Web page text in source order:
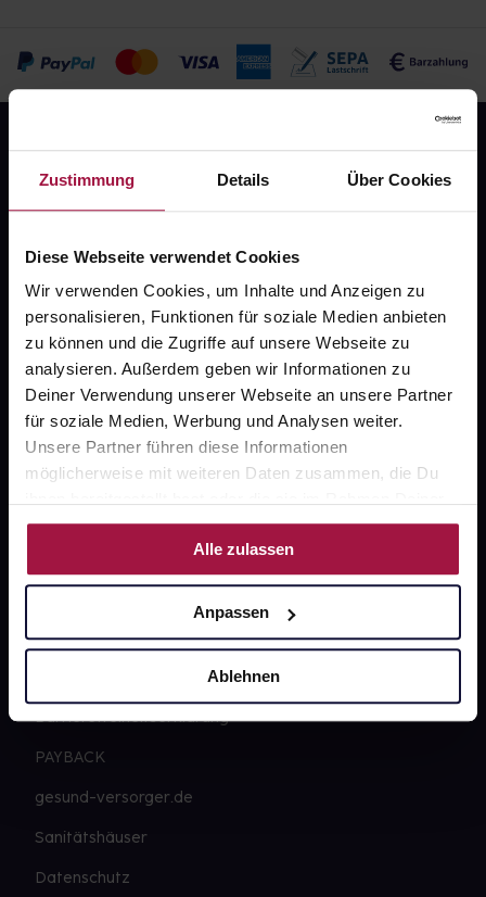
Zustimmung Details Über Cookies
Diese Webseite verwendet Cookies
Wir verwenden Cookies, um Inhalte und Anzeigen zu
personalisieren, Funktionen für soziale Medien anbieten
zu können und die Zugriffe auf unsere Webseite zu
analysieren. Außerdem geben wir Informationen zu
Deiner Verwendung unserer Webseite an unsere Partner
für soziale Medien, Werbung und Analysen weiter.
Unsere Partner führen diese Informationen
möglicherweise mit weiteren Daten zusammen, die Du
Nutzung der Dienste gesammelt haben.
Alle zulassen
Anpassen
Ablehnen
Fragen zu Deiner Bestellung?
Kontakt
FAQ
Widerrufsformular
Karriere
Barrierefreiheitserklärung
PAYBACK
gesund-versorger.de
Sanitätshäuser
Datenschutz